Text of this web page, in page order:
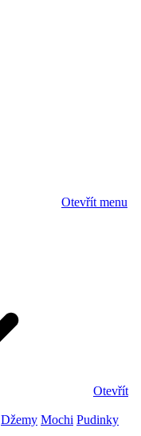
Otevřít menu
Otevřít
Džemy Mochi Pudinky